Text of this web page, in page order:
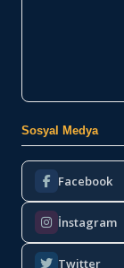
Sosyal Medya
Facebook
İnstagram
Twitter